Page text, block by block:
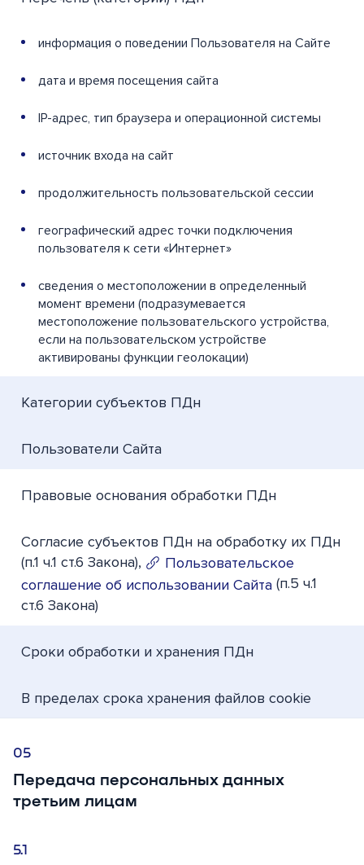
информация о поведении Пользователя на Сайте
дата и время посещения сайта
IP-адрес, тип браузера и операционной системы
источник входа на сайт
продолжительность пользовательской сессии
географический адрес точки подключения
пользователя к сети «Интернет»
сведения о местоположении в определенный
момент времени (подразумевается
местоположение пользовательского устройства,
если на пользовательском устройстве
активированы функции геолокации)
Категории субъектов ПДн
Пользователи Сайта
Правовые основания обработки ПДн
Согласие субъектов ПДн на обработку их ПДн
(п.1 ч.1 ст.6 Закона),
Пользовательское
соглашение об использовании Сайта (п.5 ч.1
ст.6 Закона)
Сроки обработки и хранения ПДн
В пределах срока хранения файлов cookie
Передача персональных данных
третьим лицам